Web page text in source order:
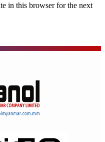
in this browser for the next